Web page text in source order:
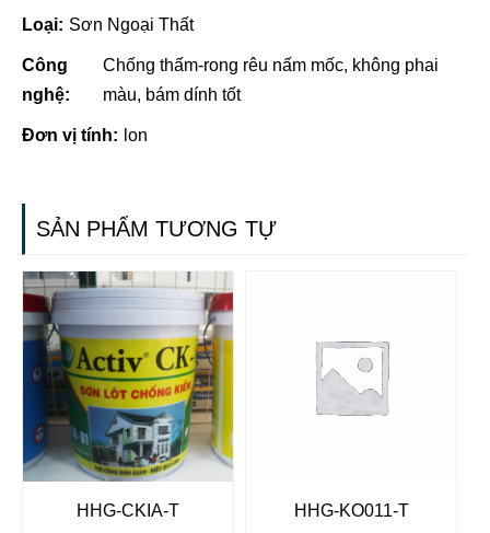
Loại: Sơn Ngoại Thất
Công
nghệ:
Chống thấm-rong rêu nấm mốc, không phai
màu, bám dính tốt
Đơn vị tính: lon
SẢN PHẨM TƯƠNG TỰ
HHG-CKIA-T HHG-KO011-T